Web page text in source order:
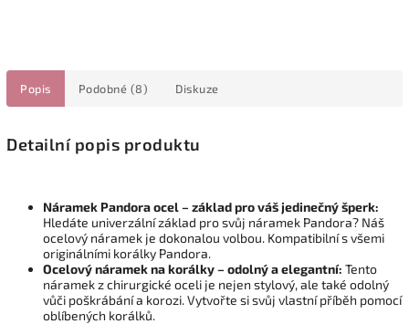
Popis Podobné (8) Diskuze
Detailní popis produktu
Náramek Pandora ocel – základ pro váš jedinečný šperk:
Hledáte univerzální základ pro svůj náramek Pandora? Náš
ocelový náramek je dokonalou volbou. Kompatibilní s všemi
originálními korálky Pandora.
Ocelový náramek na korálky – odolný a elegantní: Tento
náramek z chirurgické oceli je nejen stylový, ale také odolný
vůči poškrábání a korozi. Vytvořte si svůj vlastní příběh pomocí
oblíbených korálků.